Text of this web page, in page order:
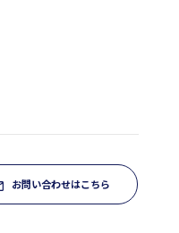
お問い合わせはこちら